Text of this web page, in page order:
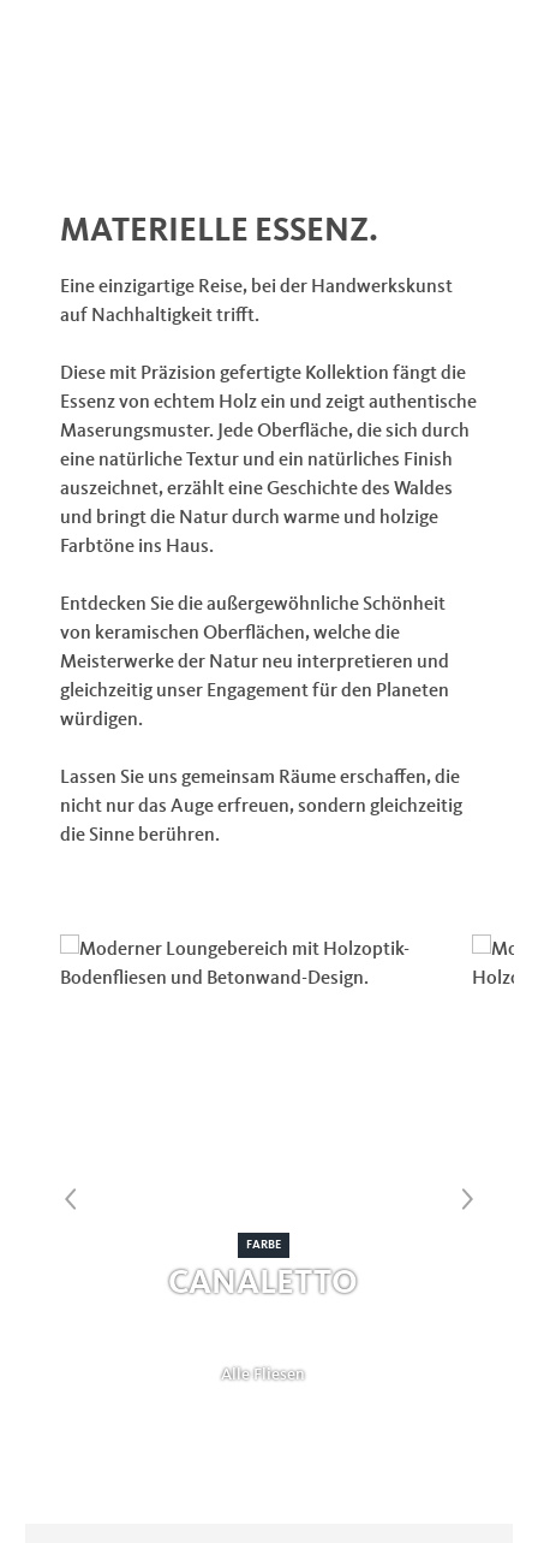
MATERIELLE ESSENZ.
Eine einzigartige Reise, bei der Handwerkskunst
auf Nachhaltigkeit trifft.
Diese mit Präzision gefertigte Kollektion fängt die
Essenz von echtem Holz ein und zeigt authentische
Maserungsmuster. Jede Oberfläche, die sich durch
eine natürliche Textur und ein natürliches Finish
auszeichnet, erzählt eine Geschichte des Waldes
und bringt die Natur durch warme und holzige
Farbtöne ins Haus.
Entdecken Sie die außergewöhnliche Schönheit
von keramischen Oberflächen, welche die
Meisterwerke der Natur neu interpretieren und
gleichzeitig unser Engagement für den Planeten
würdigen.
Lassen Sie uns gemeinsam Räume erschaffen, die
nicht nur das Auge erfreuen, sondern gleichzeitig
die Sinne berühren.
FARBE
CANALETTO
Alle Fliesen